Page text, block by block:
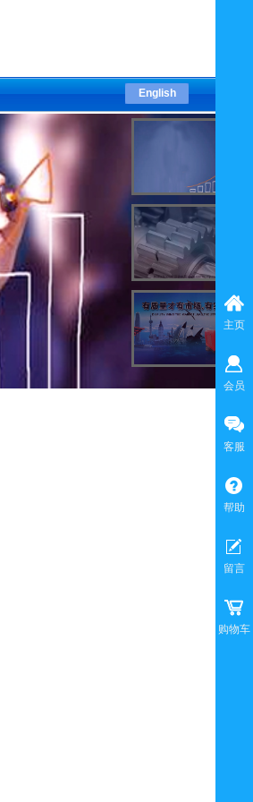
English
主页
会员
客服
帮助
留言
购物车